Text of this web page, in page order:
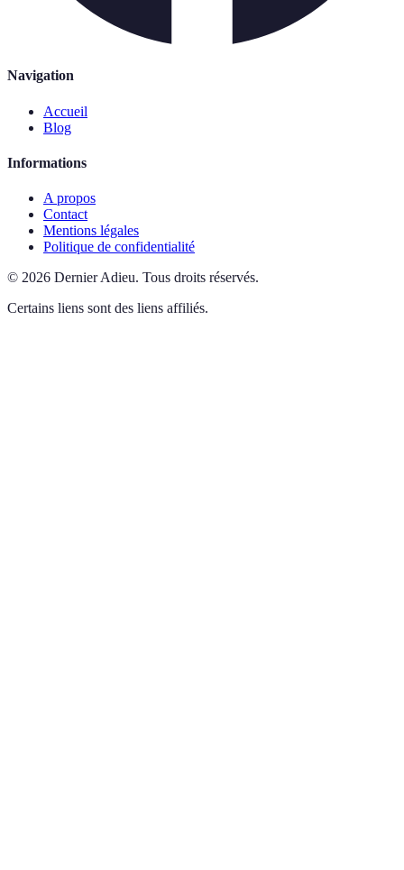
Navigation
Accueil
Blog
Informations
A propos
Contact
Mentions légales
Politique de confidentialité
© 2026 Dernier Adieu. Tous droits réservés.
Certains liens sont des liens affiliés.